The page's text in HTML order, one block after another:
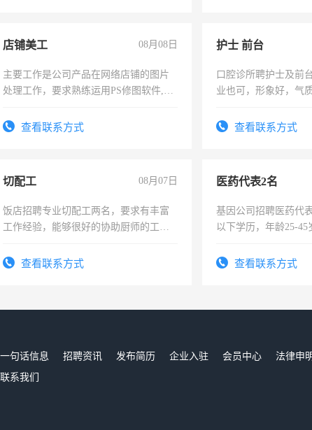
店铺美工 08月08日
主要工作是公司产品在网络店铺的图片
处理工作，要求熟练运用PS修图软件,工
查看联系方式
护士 前台
口腔诊所聘护士及前
业也可，形象好，气
查看联系方式
切配工 08月07日
饭店招聘专业切配工两名，要求有丰富
工作经验，能够很好的协助厨师的工
4500。查看联系方式
医药代表2名
基因公司招聘医药代
以下学历，年龄25-45
表或者有医学资质的
查看联系方式
一句话信息 招聘资讯 发布简历 企业入驻 会员中心
法律申
联系我们